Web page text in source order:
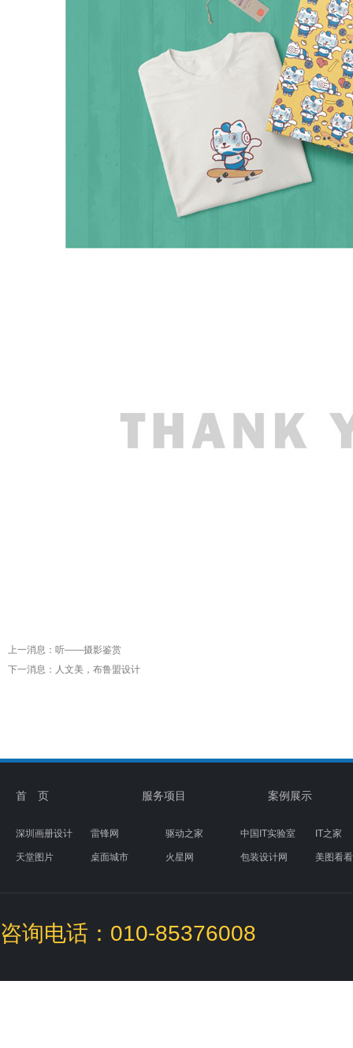
上一消息： 听——摄影鉴赏
下一消息： 人文美，布鲁盟设计
首 页 服务项目 案例展示
深圳画册设计 雷锋网 驱动之家 中国IT实验室 IT之家
天堂图片 桌面城市 火星网 包装设计网 美图看看
咨询电话：010-85376008